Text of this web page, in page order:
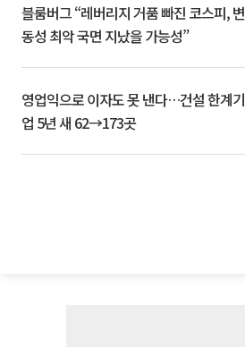
블룸버그 “레버리지 거품 빠진 코스피, 변
동성 최악 국면 지났을 가능성”
영업익으로 이자도 못 낸다…건설 한계기
업 5년 새 62→173곳